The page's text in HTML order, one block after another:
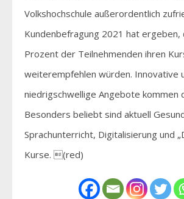
Volkshochschule außerordentlich
Kundenbefragung 2021 hat ergeben,
Prozent der Teilnehmenden ihren
weiterempfehlen würden. Innovative
niedrigschwellige Angebote kommen
Besonders beliebt sind aktuell
Sprachunterricht, Digitalisierung und
Kurse. (red)